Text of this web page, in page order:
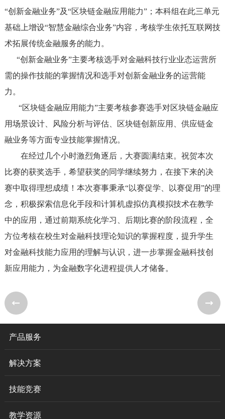
“创新金融业务”及“区块链金融应用能力”；本科组在此三单元
基础上增设“智慧金融综合业务”内容，考核学生依托互联网技
术拓展传统金融服务的能力。
“创新金融业务”主要考核选手对金融科技行业业态运营所
需的操作技能的掌握情况和选手对创新金融业务的运营能
力。
“区块链金融应用能力”主要考核参赛选手对区块链金融应
用场景设计、风险分析与评估、区块链创新应用、供应链金
融业务等方面专业技能掌握情况。
在经过几个小时激烈角逐后，大赛圆满结束。祝贺本次
比赛的获奖选手，希望获奖的同学继续努力，在接下来的决
赛中取得理想成绩！本次赛事秉承“以赛促学、以赛促用”的理
念，积极探索信息化手段和计算机虚拟仿真模拟技术在教学
中的应用，通过前期系统化学习、后期比赛的阶段流程，全
方位考核在校生对金融科技理论知识的掌握程度，提升学生
对金融科技能力应用的理解与认识，进一步掌握金融科技创
新应用能力，为金融数字化进程提供人才储备。
产品服务
解决方案
技能竞赛
教学资源